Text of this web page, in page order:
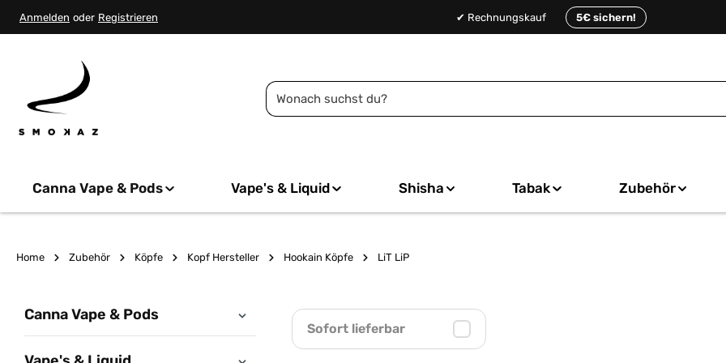
Zur Hauptnavigation springen
Anmelden oder Registrieren ✔ Rechnungskauf 5€ sichern!
Canna Vape & Pods Vape's & Liquid Shisha Tabak Zubehör
Home Zubehör Köpfe Kopf Hersteller Hookain Köpfe LiT LiP
Canna Vape & Pods
Sofort lieferbar